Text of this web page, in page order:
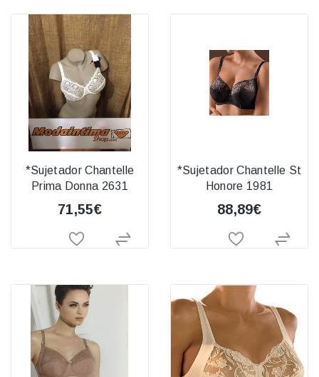
*Sujetador Chantelle
Prima Donna 2631
71,55€
*Sujetador Chantelle St
Honore 1981
88,89€